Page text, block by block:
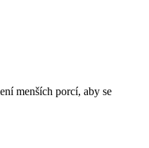
menších porcí, aby se